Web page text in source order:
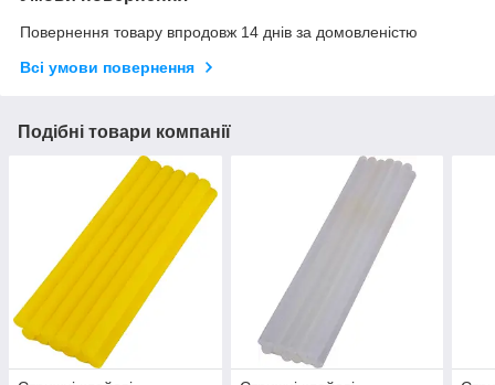
Повернення товару впродовж 14 днів за домовленістю
Всі умови повернення
Подібні товари компанії